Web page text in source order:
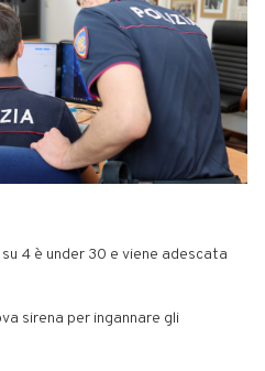
4 è under 30 e viene adescata
sirena per ingannare gli